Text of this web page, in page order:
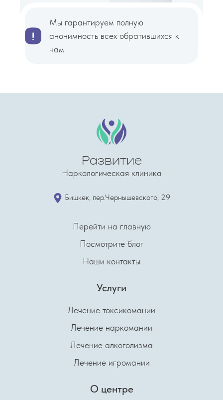
Мы гарантируем полную
анонимность всех обратившихся к
нам
Развитие
Наркологическая клиника
​Бишкек, пер.Чернышевского, 29
Перейти на главную
Посмотрите блог
Наши контакты
Услуги
Лечение токсикомании
Лечение наркомании
Лечение алкоголизма
Лечение игромании
О центре